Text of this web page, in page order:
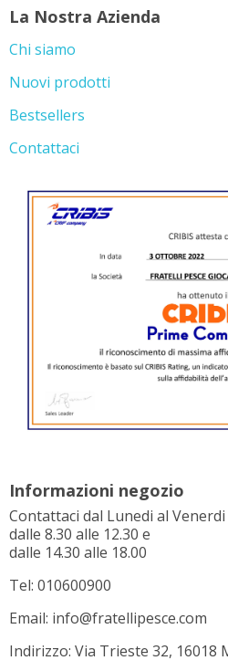
La Nostra Azienda
Chi siamo
Nuovi prodotti
Bestsellers
Contattaci
Informazioni negozio
Contattaci dal Lunedi al Venerdi
dalle 8.30 alle 12.30 e
dalle 14.30 alle 18.00
Tel: 010600900
Email: info@fratellipesce.com
Indirizzo: Via Trieste 32, 16018